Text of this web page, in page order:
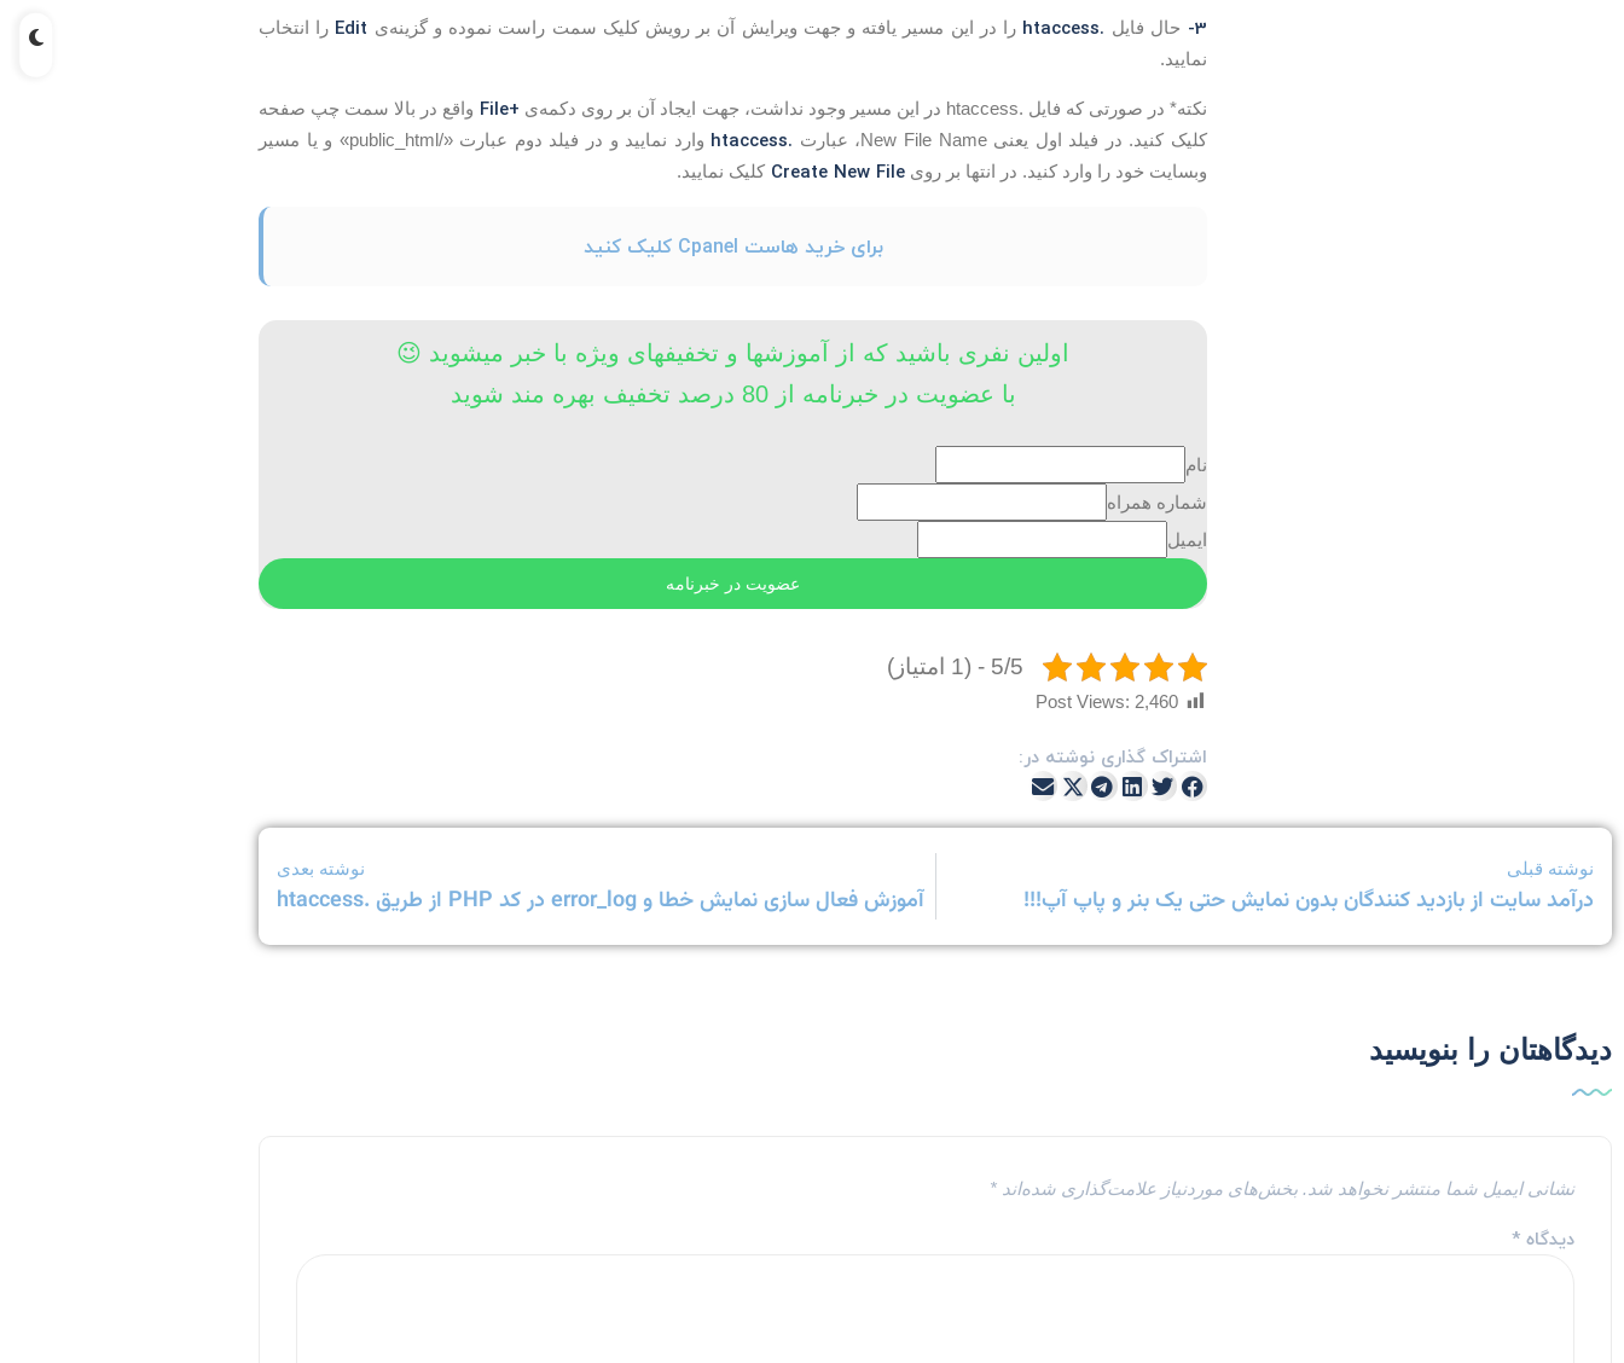
3- حال فایل .htaccess را در این مسیر یافته و جهت ویرایش آن بر رویش کلیک سمت راست نموده و گزینه‌ی Edit را انتخاب
نمایید.
نکته* در صورتی که فایل .htaccess در این مسیر وجود نداشت، جهت ایجاد آن بر روی دکمه‌ی +File
واقع در بالا سمت چپ صفحه
کلیک کنید. در فیلد اول یعنی New File Name، عبارت
.htaccess
وارد نمایید و در فیلد دوم عبارت «/public_html» و یا مسیر
وبسایت خود را وارد کنید. در انتها بر روی Create New File کلیک نمایید.
برای خرید هاست Cpanel کلیک کنید
اولین نفری باشید که از آموزشها و تخفیفهای ویژه با خبر میشوید 😉
با عضویت در خبرنامه از 80 درصد تخفیف بهره مند شوید
نام
شماره همراه
ایمیل
5/5 - (1 امتیاز)
Post Views: 2,460
اشتراک گذاری نوشته در:
نوشته قبلی
درآمد سایت از بازدید کنندگان بدون نمایش حتی یک بنر و پاپ آپ!!!
نوشته بعدی
آموزش فعال سازی نمایش خطا و error_log در کد PHP از طریق .htaccess
دیدگاهتان را بنویسید
نشانی ایمیل شما منتشر نخواهد شد. بخش‌های موردنیاز علامت‌گذاری شده‌اند *
دیدگاه*